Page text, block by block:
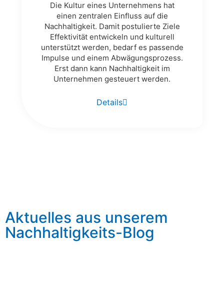
Die Kultur eines Unternehmens hat
einen zentralen Einfluss auf die
Nachhaltigkeit. Damit postulierte Ziele
Effektivität entwickeln und kulturell
unterstützt werden, bedarf es passende
Impulse und einem Abwägungsprozess.
Erst dann kann Nachhaltigkeit im
Unternehmen gesteuert werden.
Details
Aktuelles aus unserem
Nachhaltigkeits-Blog